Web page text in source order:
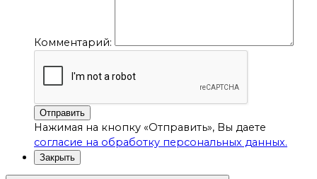
Комментарий:
Отправить
Нажимая на кнопку «Отправить», Вы даете
согласие на обработку персональных данных.
Закрыть